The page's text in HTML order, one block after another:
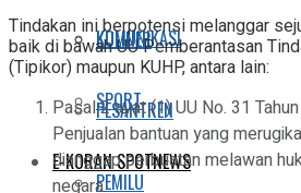
KULINER
SPORT
E-KORAN SPOTNEWS
KOMUNIKASI
PESANTREN
PEMILU
Tindakan ini berpotensi melanggar
baik di bawah UU Pemberantasan
(Tipikor) maupun KUHP, antara lain:
Pasal 2 ayat (1) UU No. 31
Penjualan bantuan yang
dianggap perbuatan melawan
negara.